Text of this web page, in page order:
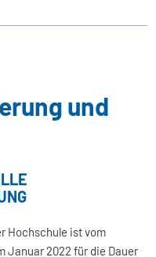
und
Hochschule ist vom
Januar 2022 für die Dauer